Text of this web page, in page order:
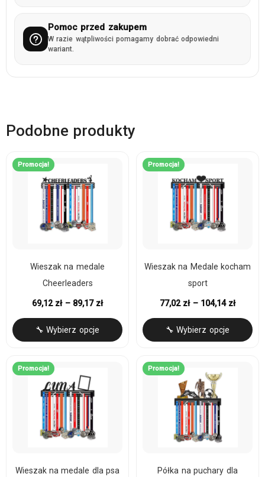
Pomoc przed zakupem
W razie wątpliwości pomagamy dobrać odpowiedni
wariant.
Podobne produkty
Promocja!
Wieszak na medale
Cheerleaders
69,12 zł – 89,17 zł
🔧 Wybierz opcje
Promocja!
Wieszak na Medale kocham
sport
77,02 zł – 104,14 zł
🔧 Wybierz opcje
Promocja!
Wieszak na medale dla psa
Promocja!
Półka na puchary dla